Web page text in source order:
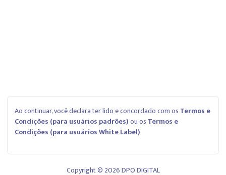
Copyright © 2026 DPO DIGITAL
Ao continuar, você declara ter lido e concordado com os Termos e
Condições (para usuários padrões)ou os Termos e
Condições (para usuários White Label)